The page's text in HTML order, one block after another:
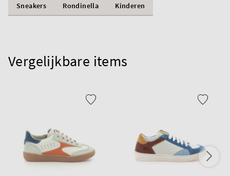
Sneakers Rondinella Kinderen
Vergelijkbare items